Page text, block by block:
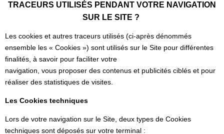
TRACEURS UTILISÉS PENDANT VOTRE NAVIGATION
SUR LE SITE ?
Les cookies et autres traceurs utilisés (ci-après dénommés
ensemble les « Cookies ») sont utilisés sur le Site pour différentes
finalités, à savoir pour faciliter votre
navigation, vous proposer des contenus et publicités ciblés et pour
réaliser des statistiques de visites.
Les Cookies techniques
Lors de votre navigation sur le Site, deux types de Cookies
techniques sont déposés sur votre terminal :